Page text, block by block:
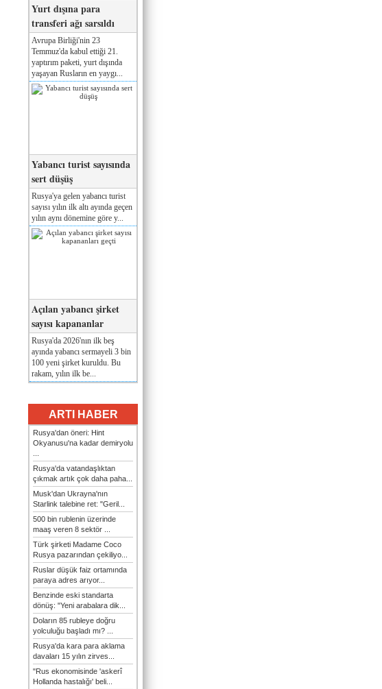
Yurt dışına para
transferi ağı sarsıldı
Avrupa Birliği'nin 23
Temmuz'da kabul ettiği 21.
yaptırım paketi, yurt dışında
yaşayan Rusların en yaygı...
Yabancı turist sayısında
sert düşüş
Rusya'ya gelen yabancı turist
sayısı yılın ilk altı ayında geçen
yılın aynı dönemine göre y...
Açılan yabancı şirket
sayısı kapananlar
Rusya'da 2026'nın ilk beş
ayında yabancı sermayeli 3 bin
100 yeni şirket kuruldu. Bu
rakam, yılın ilk be...
ARTI HABER
Rusya'dan öneri: Hint
Okyanusu'na kadar demiryolu
Rusya'da vatandaşlıktan
çıkmak artık çok daha paha...
Musk'dan Ukrayna'nın
Starlink talebine ret: "Geril...
500 bin rublenin üzerinde
maaş veren 8 sektör ...
Türk şirketi Madame Coco
Rusya pazarından çekiliyo...
Ruslar düşük faiz ortamında
paraya adres arıyor...
Benzinde eski standarta
dönüş: "Yeni arabalara dik...
Doların 85 rubleye doğru
yolculuğu başladı mı? ...
Rusya'da kara para aklama
davaları 15 yılın zirves...
"Rus ekonomisinde 'askerî
Hollanda hastalığı' beli...